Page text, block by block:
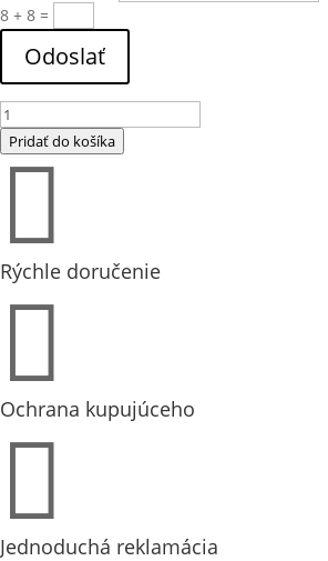
8 + 8 =
Odoslať
množstvo
QBE2104-
P60U-
kvapalín
a
Pridať do košíka

Rýchle doručenie

Ochrana kupujúceho

Jednoduchá reklamácia